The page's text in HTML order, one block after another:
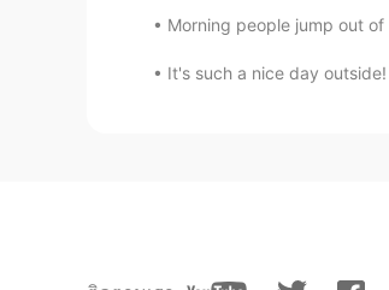
EN CN
Amazing
Morning people jump out
It's such a nice day